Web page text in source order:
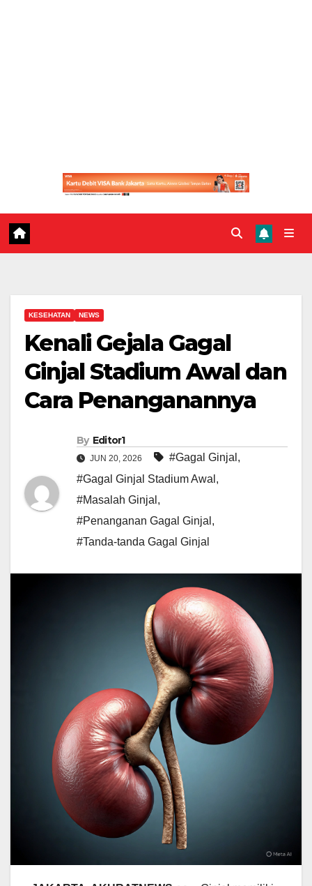
KESEHATAN NEWS
Kenali Gejala Gagal
Ginjal Stadium Awal dan
Cara Penanganannya
By Editor1
JUN 20, 2026 #Gagal Ginjal ,
#Gagal Ginjal Stadium Awal ,
#Masalah Ginjal ,
#Penanganan Gagal Ginjal ,
#Tanda-tanda Gagal Ginjal